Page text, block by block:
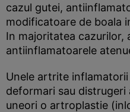
cazul gutei,
modificatoare de boala
In majoritatea cazurilor,
antiinflamatoarele
Unele artrite
deformari sau
uneori o artroplastie